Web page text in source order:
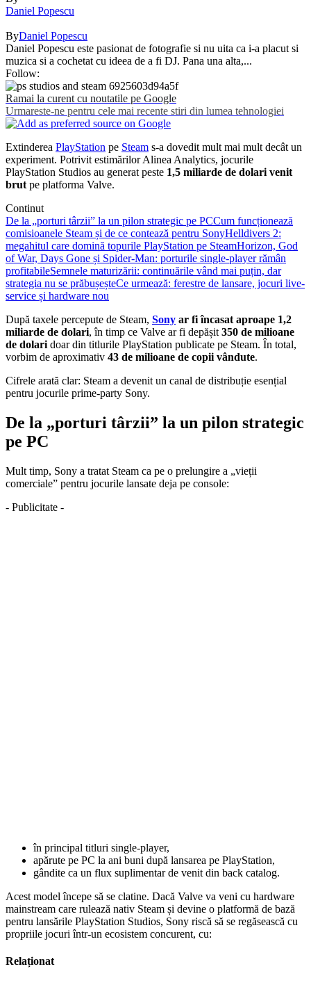
Daniel Popescu
ByDaniel Popescu
Daniel Popescu este pasionat de fotografie si nu uita ca i-a placut si
muzica si a cochetat cu ideea de a fi DJ. Pana una alta,...
Follow:
Ramai la curent cu noutatile pe Google
Urmareste-ne pentru cele mai recente stiri din lumea tehnologiei
Extinderea PlayStation pe Steam s-a dovedit mult mai mult decât un
experiment. Potrivit estimărilor Alinea Analytics, jocurile
PlayStation Studios au generat peste 1,5 miliarde de dolari venit
brut pe platforma Valve.
Continut
De la „porturi târzii” la un pilon strategic pe PCCum funcționează
comisioanele Steam și de ce contează pentru SonyHelldivers 2:
megahitul care domină topurile PlayStation pe SteamHorizon, God
of War, Days Gone și Spider-Man: porturile single-player rămân
profitabileSemnele maturizării: continuările vând mai puțin, dar
strategia nu se prăbușeșteCe urmează: ferestre de lansare, jocuri live-
service și hardware nou
După taxele percepute de Steam, Sony ar fi încasat aproape 1,2
miliarde de dolari, în timp ce Valve ar fi depășit 350 de milioane
de dolari doar din titlurile PlayStation publicate pe Steam. În total,
vorbim de aproximativ 43 de milioane de copii vândute.
Cifrele arată clar: Steam a devenit un canal de distribuție esențial
pentru jocurile prime-party Sony.
De la „porturi târzii” la un pilon strategic
pe PC
Mult timp, Sony a tratat Steam ca pe o prelungire a „vieții
comerciale” pentru jocurile lansate deja pe console:
- Publicitate -
în principal titluri single-player,
apărute pe PC la ani buni după lansarea pe PlayStation,
gândite ca un flux suplimentar de venit din back catalog.
Acest model începe să se clatine. Dacă Valve va veni cu hardware
mainstream care rulează nativ Steam și devine o platformă de bază
pentru lansările PlayStation Studios, Sony riscă să se regăsească cu
propriile jocuri într-un ecosistem concurent, cu:
Relaționat